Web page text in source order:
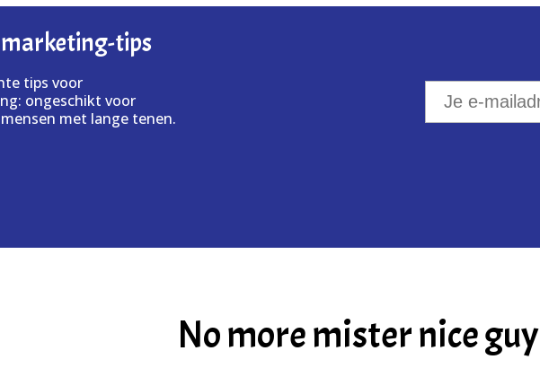
tips
tips voor
ongeschikt voor
met lange tenen.
No more mister nice guy